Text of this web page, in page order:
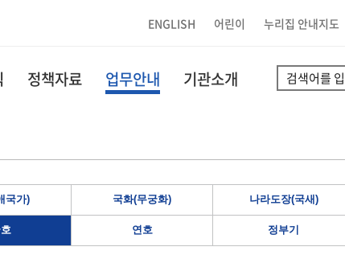
ENGLISH 어린이 누리집 안내지도
정책자료 업무안내 기관소개
국가) 국화(무궁화) 나라도장(국새)
연호 정부기